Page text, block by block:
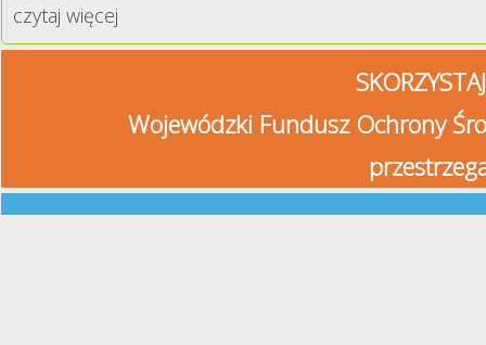
czytaj więcej
Wojewódzki Fundusz Ochrony